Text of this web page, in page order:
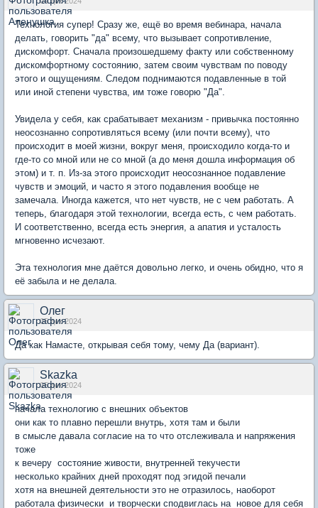
Технология супер! Сразу же, ещё во время вебинара, начала
делать, говорить "да" всему, что вызывает сопротивление,
дискомфорт. Сначала произошедшему факту или собственному
дискомфортному состоянию, затем своим чувствам по поводу
этого и ощущениям. Следом поднимаются подавленные в той
или иной степени чувства, им тоже говорю "Да".
Увидела у себя, как срабатывает механизм - привычка постоянно
неосознанно сопротивляться всему (или почти всему), что
происходит в моей жизни, вокруг меня, происходило когда-то и
где-то со мной или не со мной (а до меня дошла информация об
этом) и т. п. Из-за этого происходит неосознанное подавление
чувств и эмоций, и часто я этого подавления вообще не
замечала. Иногда кажется, что нет чувств, не с чем работать. А
теперь, благодаря этой технологии, всегда есть, с чем работать.
И соответственно, всегда есть энергия, а апатия и усталость
мгновенно исчезают.
Эта технология мне даётся довольно легко, и очень обидно, что я
её забыла и не делала.
Олег
05 дек 2024
Да как Намасте, открывая себя тому, чему Да (вариант).
Skazka
05 дек 2024
начала технологию с внешних объектов
они как то плавно перешли внутрь, хотя там и были
в смысле давала согласие на то что отслеживала и напряжения
тоже
к вечеру состояние живости, внутренней текучести
несколько крайних дней проходят под эгидой печали
хотя на внешней деятельности это не отразилось, наоборот
работала физически и творчески сподвиглась на новое для себя